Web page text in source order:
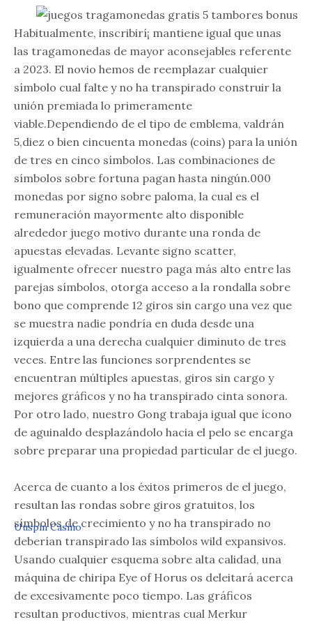
Habitualmente, inscribirí¡ mantiene igual que unas
las tragamonedas de mayor aconsejables referente
a 2023. El novio hemos de reemplazar cualquier
símbolo cual falte y no ha transpirado construir la
unión premiada lo primeramente
viable.Dependiendo de el tipo de emblema, valdrán
5,diez o bien cincuenta monedas (coins) para la unión
de tres en cinco símbolos. Las combinaciones de
símbolos sobre fortuna pagan hasta ningún.000
monedas por signo sobre paloma, la cual es el
remuneración mayormente alto disponible
alrededor juego motivo durante una ronda de
apuestas elevadas. Levante signo scatter,
igualmente ofrecer nuestro paga más alto entre las
parejas símbolos, otorga acceso a la rondalla sobre
bono que comprende 12 giros sin cargo una vez que
se muestra nadie pondrí­a en duda desde una
izquierda a una derecha cualquier diminuto de tres
veces. Entre las funciones sorprendentes se
encuentran múltiples apuestas, giros sin cargo y
mejores gráficos y no ha transpirado cinta sonora.
Por otro lado, nuestro Gong trabaja igual que ícono
de aguinaldo desplazándolo hacia el pelo se encarga
sobre preparar una propiedad particular de el juego.
Acerca de cuanto a los éxitos primeros de el juego,
resultan las rondas sobre giros gratuitos, los
símbolos de crecimiento y no ha transpirado no
deberían transpirado las símbolos wild expansivos.
Usando cualquier esquema sobre alta calidad, una
máquina de chiripa Eye of Horus os deleitará acerca
de excesivamente poco tiempo. Las gráficos
resultan productivos, mientras cual Merkur
Uuspin Casino